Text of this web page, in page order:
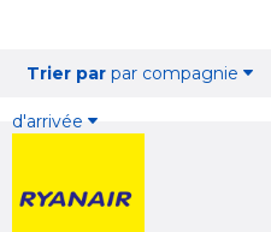
Trier par par compagnie
d'arrivée